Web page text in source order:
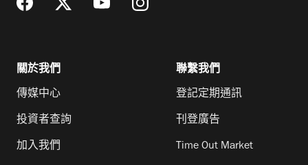
關於我們
傳媒中心
投資者查詢
加入我們
聯繫我們
登記定期通訊
刊登廣告
Time Out Market